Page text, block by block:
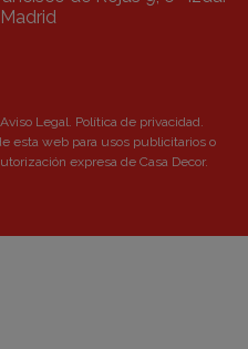
Aviso Legal Política de privacidad
esta web para usos publicitarios o
expresa de Casa Decor.